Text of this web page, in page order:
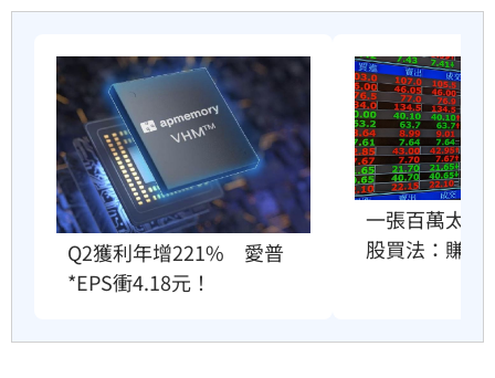
Q2獲利年增221%　愛普
*EPS衝4.18元！
一張百萬太貴
股買法：賺30